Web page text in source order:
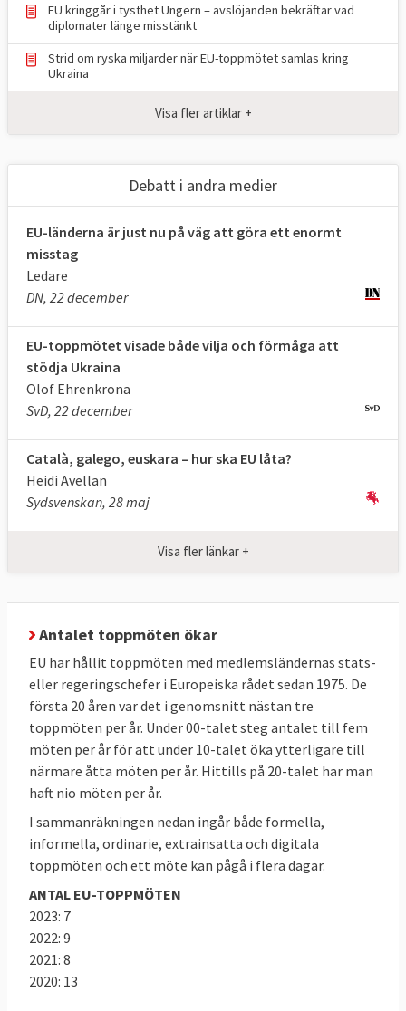
Det är iställetEU-kommissionen
detalj föreslår respektive antar de beslut
Efter varje toppmöteoffentliggör
Europeiska rådet sina så kallade slutsatser.
Inte blandas ihop
Europeiska rådet ska inte blandas ihop
medEuropeiska unionens rådsom också
kallas ministerrådet vilket består av
ministrar från varje medlemslands regering
och är en av lagstiftarna i EU. Det ska inte
heller förväxlas medEuroparådetsom är en
internationell mellanstatlig organisation
med främsta uppgift att försvara de
mänskliga rättigheterna i Europa.
EU kringgår i tysthet Ungern – avslöjanden bekräftar vad
diplomater länge misstänkt
Strid om ryska miljarder när EU-toppmötet samlas kring
Ukraina
Visa fler artiklar +
Debatt i andra medier
EU-länderna är just nu på väg att göra ett enormt
misstag
Ledare
DN, 22 december
EU-toppmötet visade både vilja och förmåga att
stödja Ukraina
Olof Ehrenkrona
SvD, 22 december
Català, galego, euskara – hur ska EU låta?
Heidi Avellan
Sydsvenskan, 28 maj
Visa fler länkar +
Antalet toppmöten ökar
EU har hållit toppmöten med medlemsländernas stats-
eller regeringschefer i Europeiska rådet sedan 1975. De
första 20 åren var det i genomsnitt nästan tre
toppmöten per år. Under 00-talet steg antalet till fem
möten per år för att under 10-talet öka ytterligare till
närmare åtta möten per år. Hittills på 20-talet har man
haft nio möten per år.
I sammanräkningen nedan ingår både formella,
informella, ordinarie, extrainsatta och digitala
toppmöten och ett möte kan pågå i flera dagar.
ANTAL EU-TOPPMÖTEN
2023: 7
2022: 9
2021: 8
2020: 13